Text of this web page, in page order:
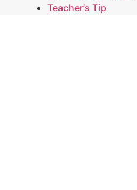
Teacher’s Tip